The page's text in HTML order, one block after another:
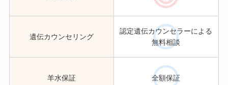
遺伝カウンセリング
認定遺伝カウンセラーによる
無料相談
羊水保証 全額保証